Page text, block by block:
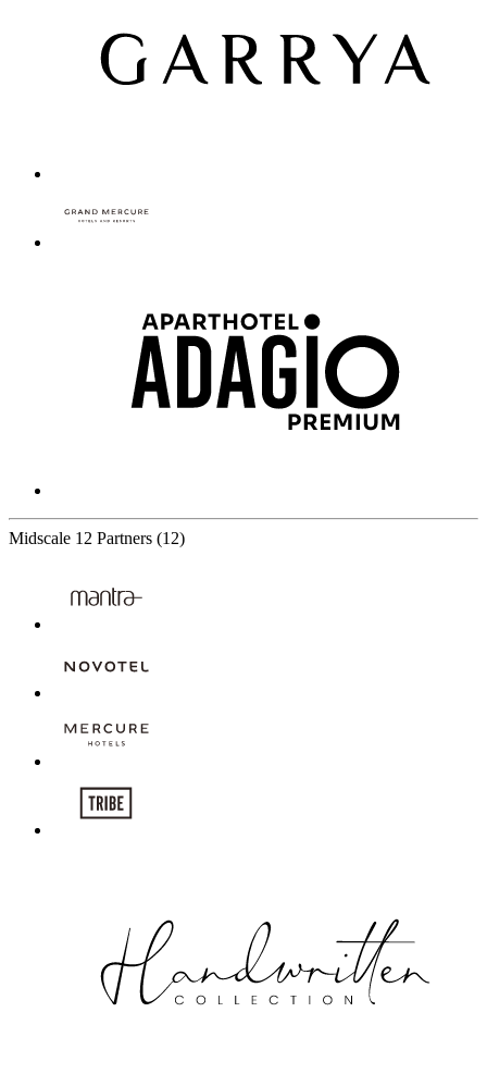
Midscale 12 Partners (12)